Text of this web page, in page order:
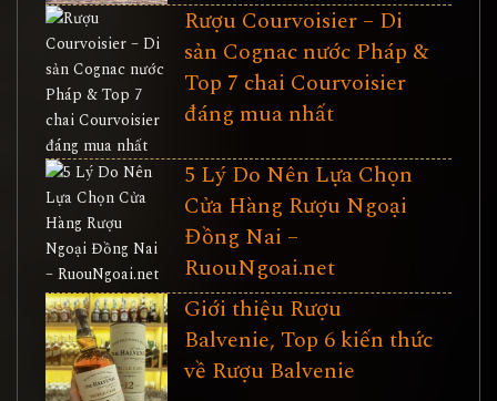
Rượu Courvoisier – Di
sản Cognac nước Pháp &
Top 7 chai Courvoisier
đáng mua nhất
5 Lý Do Nên Lựa Chọn
Cửa Hàng Rượu Ngoại
Đồng Nai –
RuouNgoai.net
Giới thiệu Rượu
Balvenie, Top 6 kiến thức
về Rượu Balvenie